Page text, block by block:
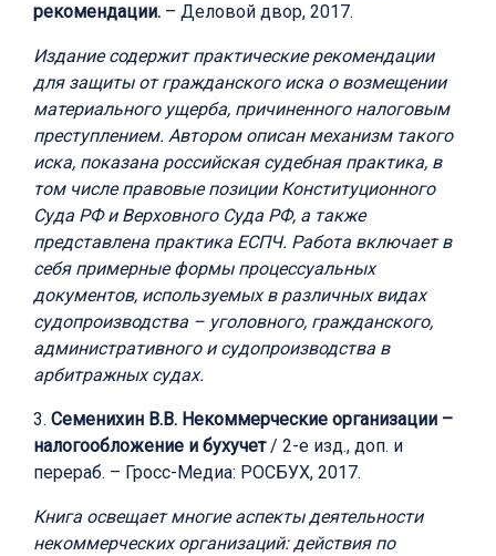
рекомендации. – Деловой двор, 2017.
Издание содержит практические рекомендации
для защиты от гражданского иска о возмещении
материального ущерба, причиненного налоговым
преступлением. Автором описан механизм такого
иска, показана российская судебная практика, в
том числе правовые позиции Конституционного
Суда РФ и Верховного Суда РФ, а также
представлена практика ЕСПЧ. Работа включает в
себя примерные формы процессуальных
документов, используемых в различных видах
судопроизводства – уголовного, гражданского,
административного и судопроизводства в
арбитражных судах.
3. Семенихин В.В. Некоммерческие организации –
налогообложение и бухучет/ 2-е изд., доп. и
перераб. – Гросс-Медиа: РОСБУХ, 2017.
Книга освещает многие аспекты деятельности
некоммерческих организаций: действия по